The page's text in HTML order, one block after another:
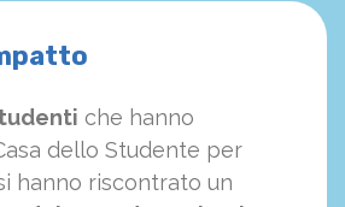
che hanno
dello Studente per
hanno riscontrato un